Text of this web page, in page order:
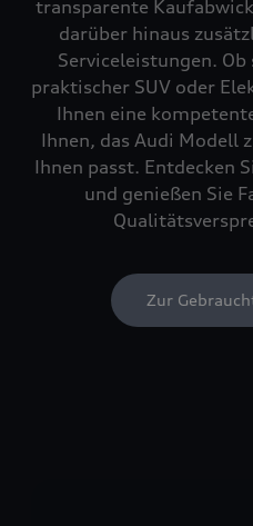
transparente
darüber hinaus
Serviceleistungen.
praktischer SUV oder
Ihnen eine
Ihnen, das Audi Modell
Ihnen passt. Entdecken
und genießen Sie
Zur